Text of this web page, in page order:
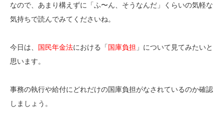
なので、あまり構えずに「ふ〜ん、そうなんだ」くらいの気軽な
気持ちで読んでみてくださいね。
今日は、 国民年金法における「国庫負担 」について見てみたいと
思います。
事務の執行や給付にどれだけの国庫負担がなされているのか確認
しましょう。